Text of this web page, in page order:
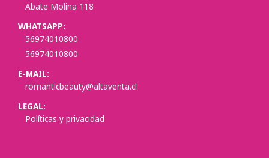
Abate Molina 118
WHATSAPP:
56974010800
56974010800
E-MAIL:
romanticbeauty@altaventa.cl
LEGAL:
Políticas y privacidad